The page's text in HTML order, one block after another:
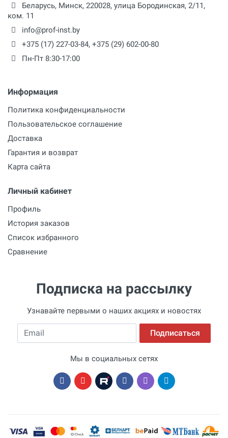
Беларусь, Минск, 220028, улица Бородинская, 2/11,
ком. 11
info@prof-inst.by
+375 (17) 227-03-84, +375 (29) 602-00-80
Пн-Пт 8:30-17:00
Информация
Политика конфиденциальности
Пользовательское соглашение
Доставка
Гарантия и возврат
Карта сайта
Личный кабинет
Профиль
История заказов
Список избранного
Сравнение
Подписка на рассылку
Узнавайте первыми о наших акциях и новостях
Email Подписаться
Мы в социальных сетях